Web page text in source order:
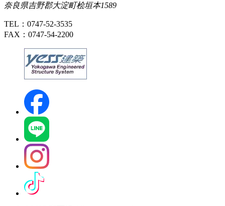
奈良県吉野郡大淀町桧垣本1589
TEL：0747-52-3535
FAX：0747-54-2200